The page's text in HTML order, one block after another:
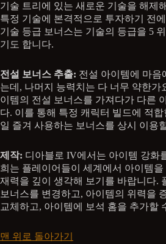
기술 트리에 있는 새로운 기술을 해제
특정 기술에 본격적으로 투자하기 전
기술 등급 보너스는 기술의 등급을 5
기도 합니다.
전설 보너스 추출: 전설 아이템에 마음
는데, 나머지 능력치는 다 너무 약한가
이템의 전설 보너스를 가져다가 다른
다. 이를 통해 특정 캐릭터 빌드에 적
일 즐겨 사용하는 보너스를 상시 이용
제작: 디아블로 IV에서는 아이템 강화
희는 플레이어들이 세계에서 아이템
재력을 깊이 생각해 보기를 바랍니다.
보너스를 변경하고, 아이템의 위력을
교체하고, 아이템에 보석 홈을 추가할
맨 위로 돌아가기